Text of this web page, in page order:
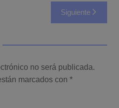
Siguiente
no será publicada.
marcados con *